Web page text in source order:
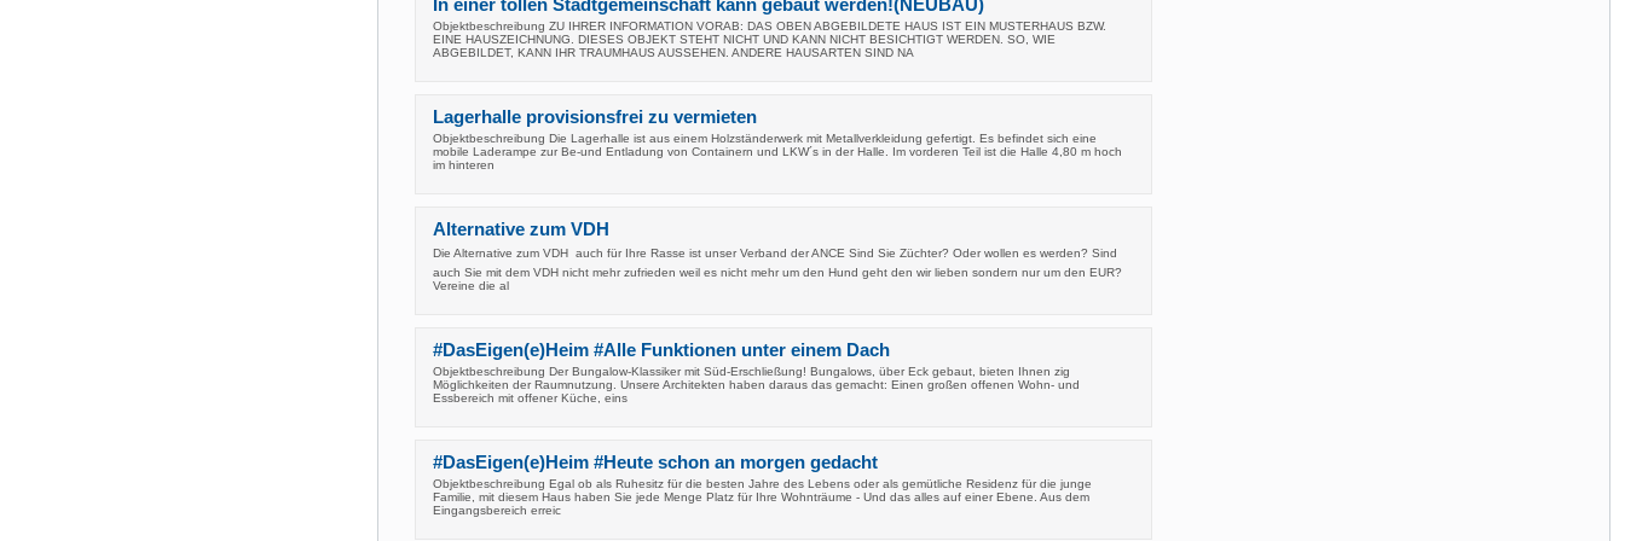
In einer tollen Stadtgemeinschaft kann gebaut werden!(NEUBAU)
Objektbeschreibung ZU IHRER INFORMATION VORAB: DAS OBEN ABGEBILDETE HAUS IST EIN MUSTERHAUS BZW.
EINE HAUSZEICHNUNG. DIESES OBJEKT STEHT NICHT UND KANN NICHT BESICHTIGT WERDEN. SO, WIE
ABGEBILDET, KANN IHR TRAUMHAUS AUSSEHEN. ANDERE HAUSARTEN SIND NA
Lagerhalle provisionsfrei zu vermieten
Objektbeschreibung Die Lagerhalle ist aus einem Holzständerwerk mit Metallverkleidung gefertigt. Es befindet sich eine
mobile Laderampe zur Be-und Entladung von Containern und LKW´s in der Halle. Im vorderen Teil ist die Halle 4,80 m hoch
im hinteren
Alternative zum VDH
Die Alternative zum VDH  auch für Ihre Rasse ist unser Verband der ANCE Sind Sie Züchter? Oder wollen es werden? Sind
auch Sie mit dem VDH nicht mehr zufrieden weil es nicht mehr um den Hund geht den wir lieben sondern nur um den EUR?
Vereine die al
#DasEigen(e)Heim #Alle Funktionen unter einem Dach
Objektbeschreibung Der Bungalow-Klassiker mit Süd-Erschließung! Bungalows, über Eck gebaut, bieten Ihnen zig
Möglichkeiten der Raumnutzung. Unsere Architekten haben daraus das gemacht: Einen großen offenen Wohn- und
Essbereich mit offener Küche, eins
#DasEigen(e)Heim #Heute schon an morgen gedacht
Objektbeschreibung Egal ob als Ruhesitz für die besten Jahre des Lebens oder als gemütliche Residenz für die junge
Familie, mit diesem Haus haben Sie jede Menge Platz für Ihre Wohnträume - Und das alles auf einer Ebene. Aus dem
Eingangsbereich erreic